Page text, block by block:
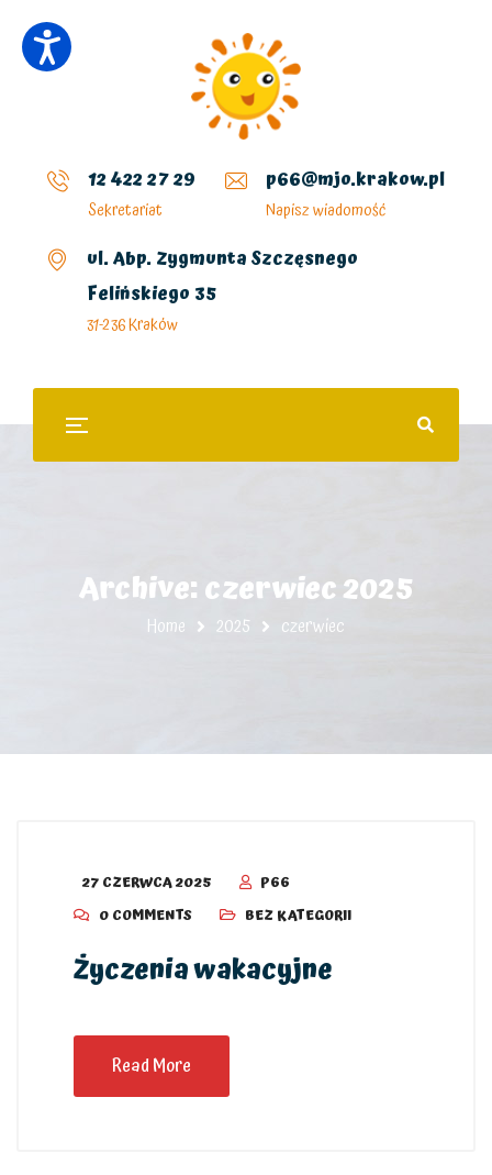
12 422 27 29
Sekretariat
p66@mjo.krakow.pl
Napisz wiadomość
ul. Abp. Zygmunta Szczęsnego
Felińskiego 35
31-236 Kraków
Archive: czerwiec 2025
Home 2025 czerwiec
27 CZERWCA 2025
P66
0 COMMENTS
BEZ KATEGORII
Życzenia wakacyjne
Read More